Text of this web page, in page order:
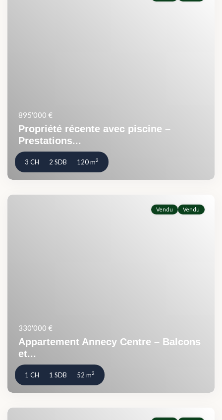
895'000 €
Propriété récente avec piscine –
Prestations...
3 CH 2 SDB 120 m2
Vendu Vendu
330'000 €
Appartement Annecy Centre – Balcons
et...
1 CH 1 SDB 52 m2